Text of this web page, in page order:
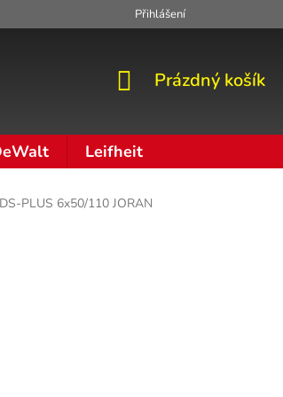
Moje objednávka
Přihlášení
NÁKUPNÍ
Prázdný košík
Leifheit
PLUS 6x50/110 JORAN